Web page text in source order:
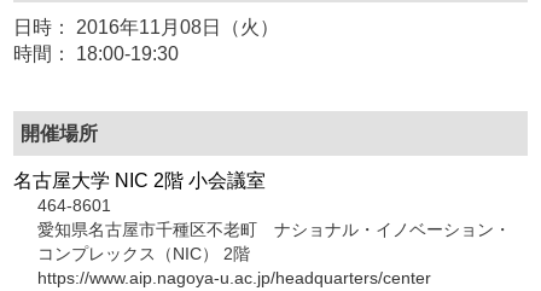
日時： 2016年11月08日（火）
時間： 18:00-19:30
開催場所
名古屋大学 NIC 2階 小会議室
464-8601
愛知県名古屋市千種区不老町 ナショナル・イノベーション・
コンプレックス（NIC） 2階
https://www.aip.nagoya-u.ac.jp/headquarters/center